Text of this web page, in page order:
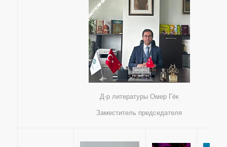
Д-р литературы Омер Гёк
Заместитель председателя